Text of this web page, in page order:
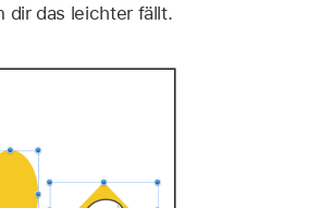
dir das leichter fällt.